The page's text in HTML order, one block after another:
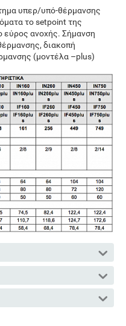
υπερ/υπό-θέρμανσης
τo setpoint της
εύρος ανοχής. Σήμανση
διακοπή
(μοντέλα –plus)